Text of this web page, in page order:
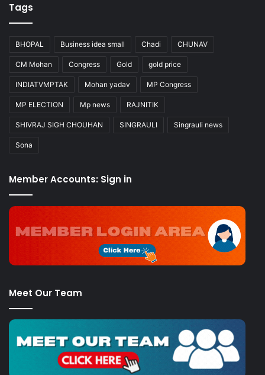
Tags
BHOPAL Business idea small Chadi CHUNAV
CM Mohan Congress Gold gold price
INDIATVMPTAK Mohan yadav MP Congress
MP ELECTION Mp news RAJNITIK
SHIVRAJ SIGH CHOUHAN SINGRAULI Singrauli news
Sona
Member Accounts: Sign in
Meet Our Team